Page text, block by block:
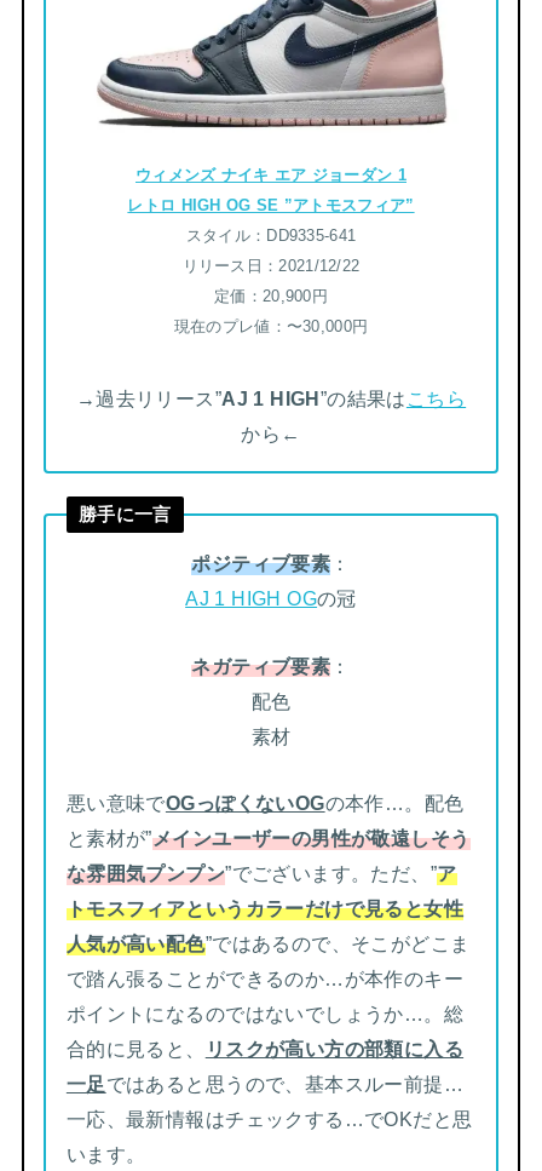
ウィメンズ ナイキ エア ジョーダン 1
レトロ HIGH OG SE ”アトモスフィア”
スタイル：DD9335-641
リリース日：2021/12/22
定価：20,900円
現在のプレ値：〜30,000円
→過去リリース”AJ 1 HIGH”の結果は こちら
から←
勝手に一言
ポジティブ要素 ：
AJ 1 HIGH OGの冠
ネガティブ要素 ：
配色
素材
悪い意味でOGっぽくないOGの本作…。配色
と素材が”メインユーザーの男性が敬遠しそう
な雰囲気プンプン”でございます。ただ、”ア
トモスフィアというカラーだけで見ると女性
人気が高い配色”ではあるので、そこがどこま
で踏ん張ることができるのか…が本作のキー
ポイントになるのではないでしょうか…。総
合的に見ると、
リスクが高い方の部類に入る
一足 ではあると思うので、基本スルー前提…
一応、最新情報はチェックする…でOKだと思
います。